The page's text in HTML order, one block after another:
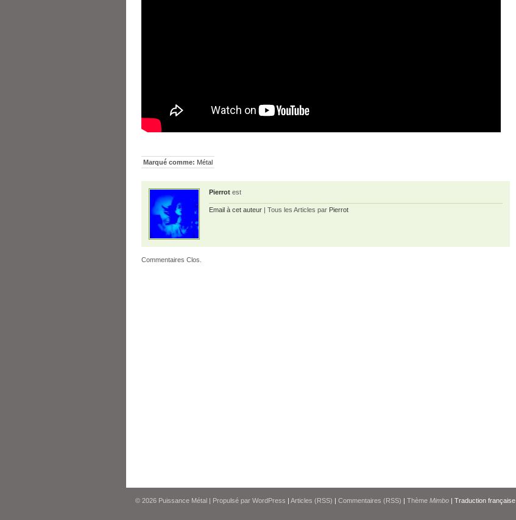
Marqué comme: Métal
Pierrot est
Email à cet auteur | Tous les Articles par Pierrot
Commentaires Clos.
© 2026 Puissance Métal | Propulsé par WordPress | Articles (RSS) | Commentaires (RSS) | Thème Mimbo | Traduction française